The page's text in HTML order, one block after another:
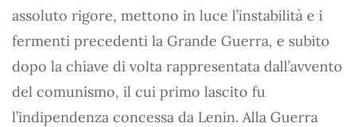
assoluto rigore, mettono in luce l’instabilità e i
fermenti precedenti la Grande Guerra, e subito
dopo la chiave di volta rappresentata dall’avvento
del comunismo, il cui primo lascito fu
l’indipendenza concessa da Lenin. Alla Guerra